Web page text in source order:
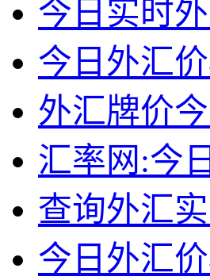
今日实时
今日外汇
外汇牌价
汇率网:今
查询外汇
今日外汇